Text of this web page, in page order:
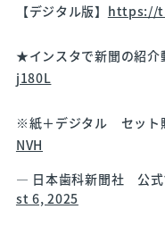
【デジタル版】 https://
★インスタで新聞の紹介
j180L
※紙＋デジタル セット
NVH
— 日本歯科新聞社 公
st 6, 2025